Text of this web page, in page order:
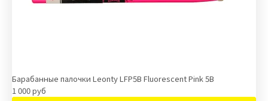
Барабанные палочки Leonty LFP5B Fluorescent Pink 5B
1 000 руб